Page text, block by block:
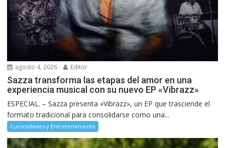
agosto 4, 2026 Editor
Sazza transforma las etapas del amor en una
experiencia musical con su nuevo EP «Vibrazz»
ESPECIAL. – Sazza presenta «Vibrazz», un EP que trasciende el
formato tradicional para consolidarse como una...
Curiosidades y Entretenimiento